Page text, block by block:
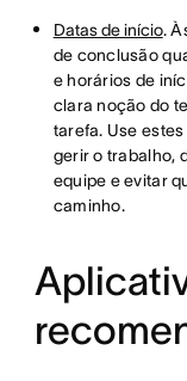
Datas de início.
de conclusão
e horários de
clara noção do
tarefa. Use
gerir o trabalho,
equipe e evitar
caminho.